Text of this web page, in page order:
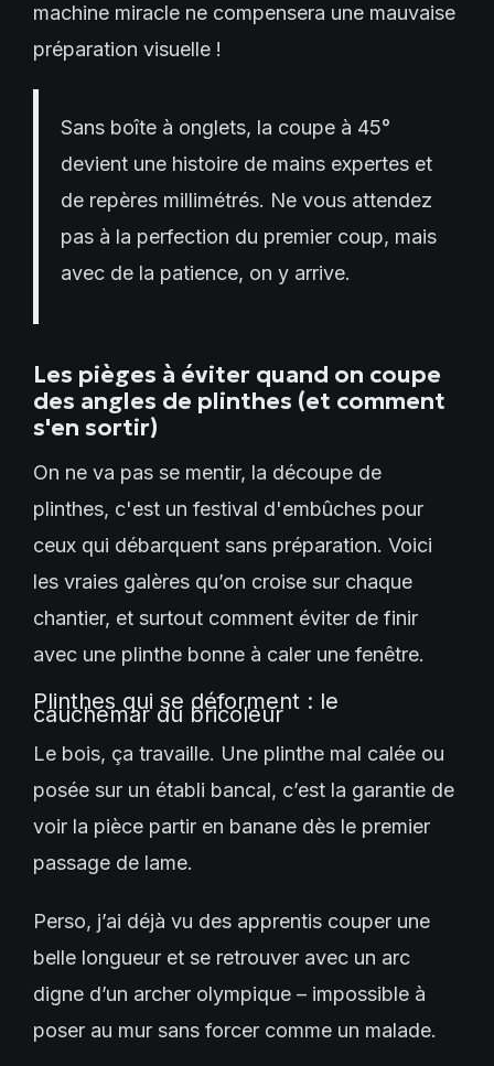
machine miracle ne compensera une mauvaise
préparation visuelle !
Sans boîte à onglets, la coupe à 45°
devient une histoire de mains expertes et
de repères millimétrés. Ne vous attendez
pas à la perfection du premier coup, mais
avec de la patience, on y arrive.
Les pièges à éviter quand on coupe
des angles de plinthes (et comment
s'en sortir)
On ne va pas se mentir, la découpe de
plinthes, c'est un festival d'embûches pour
ceux qui débarquent sans préparation. Voici
les vraies galères qu’on croise sur chaque
chantier, et surtout comment éviter de finir
avec une plinthe bonne à caler une fenêtre.
Plinthes qui se déforment : le
cauchemar du bricoleur
Le bois, ça travaille. Une plinthe mal calée ou
posée sur un établi bancal, c’est la garantie de
voir la pièce partir en banane dès le premier
passage de lame.
Perso, j’ai déjà vu des apprentis couper une
belle longueur et se retrouver avec un arc
digne d’un archer olympique – impossible à
poser au mur sans forcer comme un malade.